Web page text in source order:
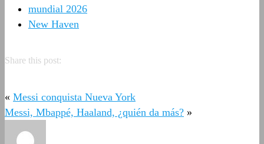
mundial 2026
New Haven
Share this post:
« Messi conquista Nueva York
Messi, Mbappé, Haaland, ¿quién da más? »